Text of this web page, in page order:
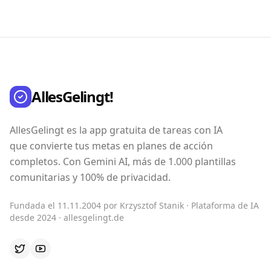
AllesGelingt!
AllesGelingt es la app gratuita de tareas con IA
que convierte tus metas en planes de acción
completos. Con Gemini AI, más de 1.000 plantillas
comunitarias y 100% de privacidad.
Fundada el 11.11.2004 por Krzysztof Stanik · Plataforma de IA
desde 2024 · allesgelingt.de